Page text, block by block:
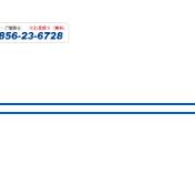
株式会社 昭和
所